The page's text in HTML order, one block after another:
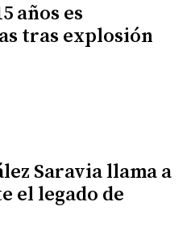
años es
tras explosión
Saravia llama a
el legado de